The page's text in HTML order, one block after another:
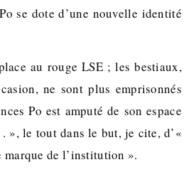
se dote d’une nouvelle identité
au rouge LSE ; les bestiaux,
ne sont plus emprisonnés
Po est amputé de son espace
», le tout dans le but, je cite, d’«
de l’institution ».